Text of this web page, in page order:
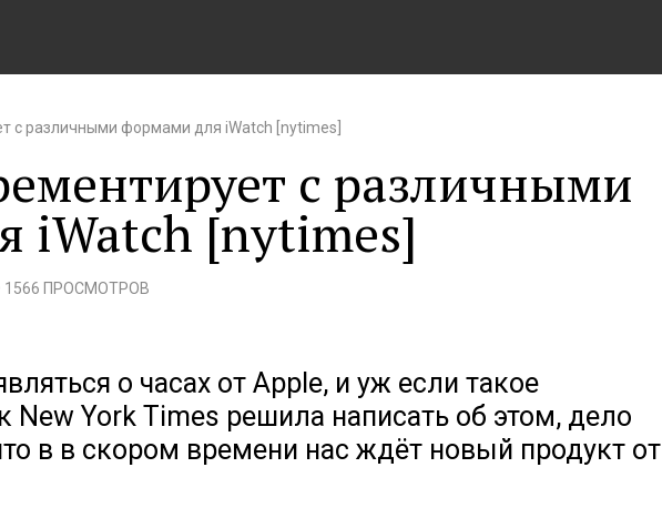
с различными формами для iWatch [nytimes]
с различными
iWatch [nytimes]
1566 ПРОСМОТРОВ
о часах от Apple, и уж если такое
New York Times решила написать об этом, дело
в в скором времени нас ждёт новый продукт от